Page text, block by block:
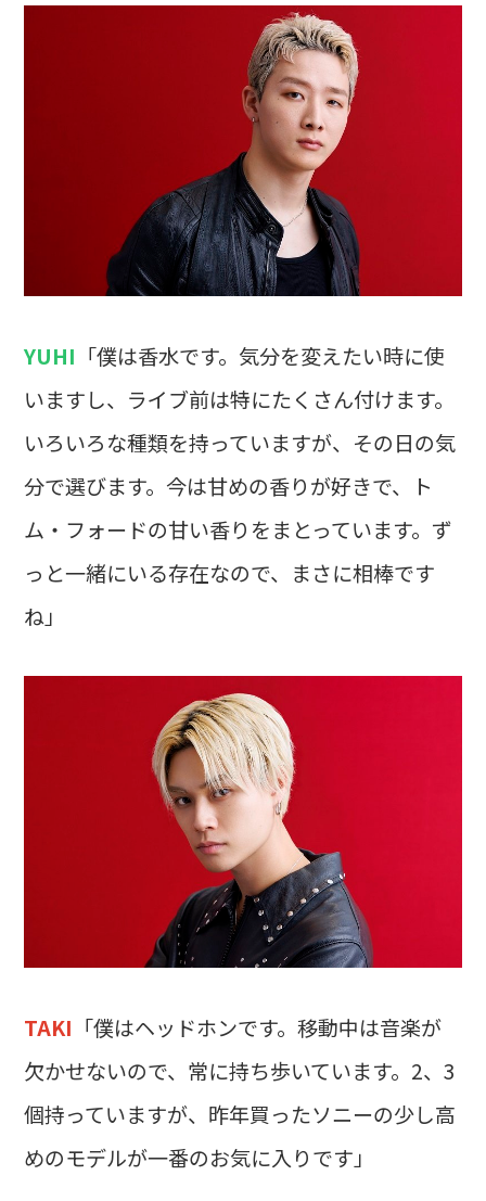
YUHI 「僕は香水です。気分を変えたい時に使
いますし、ライブ前は特にたくさん付けます。
いろいろな種類を持っていますが、その日の気
分で選びます。今は甘めの香りが好きで、ト
ム・フォードの甘い香りをまとっています。ず
っと一緒にいる存在なので、まさに相棒です
ね」
TAKI 「僕はヘッドホンです。移動中は音楽が
欠かせないので、常に持ち歩いています。2、3
個持っていますが、昨年買ったソニーの少し高
めのモデルが一番のお気に入りです」